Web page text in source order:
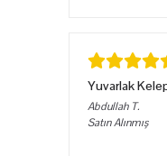
Yuvarlak
Abdullah T.
Satın Alınmış